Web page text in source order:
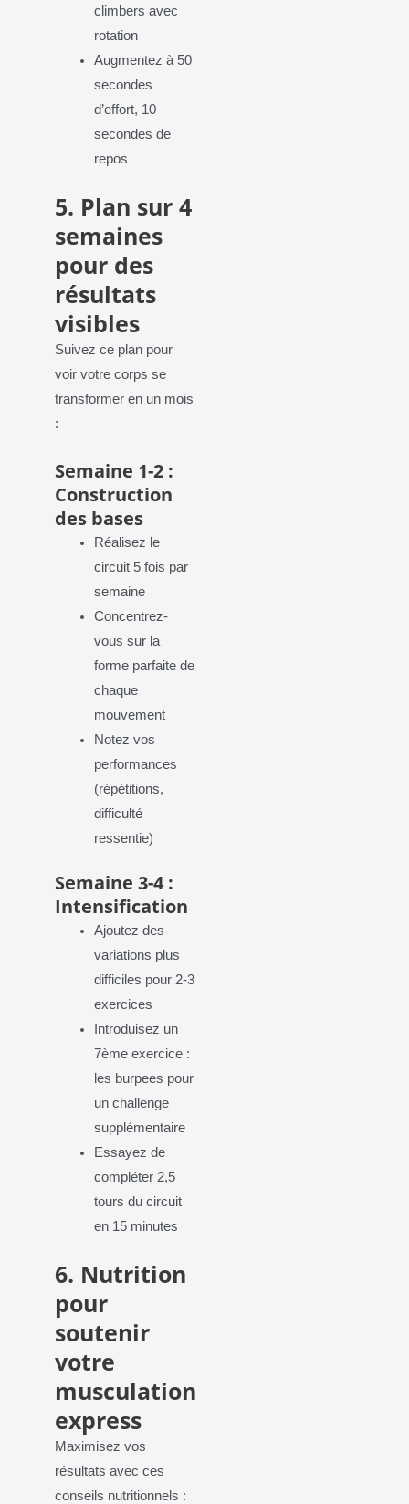
climbers avec
rotation
Augmentez à 50
secondes
d’effort, 10
secondes de
repos
5. Plan sur 4
semaines
pour des
résultats
visibles
Suivez ce plan pour
voir votre corps se
transformer en un mois
:
Semaine 1-2 :
Construction
des bases
Réalisez le
circuit 5 fois par
semaine
Concentrez-
vous sur la
forme parfaite de
chaque
mouvement
Notez vos
performances
(répétitions,
difficulté
ressentie)
Semaine 3-4 :
Intensification
Ajoutez des
variations plus
difficiles pour 2-3
exercices
Introduisez un
7ème exercice :
les burpees pour
un challenge
supplémentaire
Essayez de
compléter 2,5
tours du circuit
en 15 minutes
6. Nutrition
pour
soutenir
votre
musculation
express
Maximisez vos
résultats avec ces
conseils nutritionnels :